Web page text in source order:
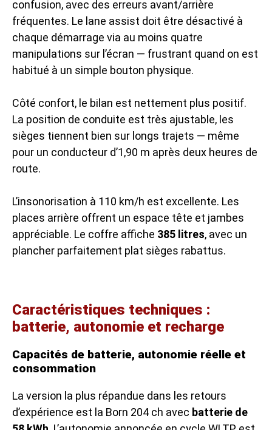
confusion, avec des erreurs avant/arrière
fréquentes. Le lane assist doit être désactivé à
chaque démarrage via au moins quatre
manipulations sur l’écran — frustrant quand on est
habitué à un simple bouton physique.
Côté confort, le bilan est nettement plus positif.
La position de conduite est très ajustable, les
sièges tiennent bien sur longs trajets — même
pour un conducteur d’1,90 m après deux heures de
route.
L’insonorisation à 110 km/h est excellente. Les
places arrière offrent un espace tête et jambes
appréciable. Le coffre affiche 385 litres, avec un
plancher parfaitement plat sièges rabattus.
Caractéristiques techniques :
batterie, autonomie et recharge
Capacités de batterie, autonomie réelle et
consommation
La version la plus répandue dans les retours
d’expérience est la Born 204 ch avec batterie de